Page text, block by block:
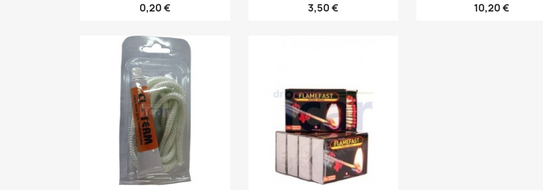
0,20 € 3,50 € 10,20 €